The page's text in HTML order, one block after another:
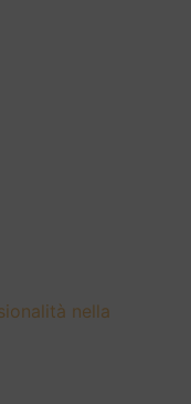
nella